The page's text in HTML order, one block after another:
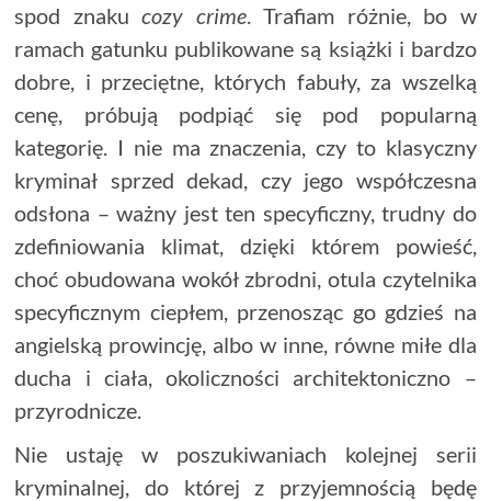
spod znakucozy crime. Trafiam różnie, bo w
ramach gatunku publikowane są książki i bardzo
dobre, i przeciętne, których fabuły, za wszelką
cenę, próbują podpiąć się pod popularną
kategorię. I nie ma znaczenia, czy to klasyczny
kryminał sprzed dekad, czy jego współczesna
odsłona – ważny jest ten specyficzny, trudny do
zdefiniowania klimat, dzięki którem powieść,
choć obudowana wokół zbrodni, otula czytelnika
specyficznym ciepłem, przenosząc go gdzieś na
angielską prowincję, albo w inne, równe miłe dla
ducha i ciała, okoliczności architektoniczno –
przyrodnicze.
Nie ustaję w poszukiwaniach kolejnej serii
kryminalnej, do której z przyjemnością będę